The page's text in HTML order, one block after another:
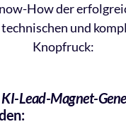
How der
und
Knopfruck:
KI-Lead-Magnet-